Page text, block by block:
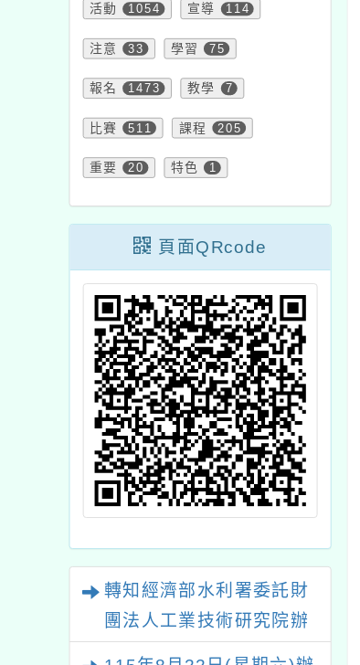
活動 1054 宣導 114
注意 33 學習 75
報名 1473 教學 7
比賽 511 課程 205
重要 20 特色 1
頁面QRcode
轉知經濟部水利署委託財
團法人工業技術研究院辦
理「115年表揚節約用水